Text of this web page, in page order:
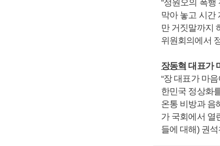
“정원오의 폭
막아 놓고 시간
만 거짓말까지
위원회의에서
장동혁 대표가
“장 대표가 마
한민국 정상화
온통 비방과 음
가 국회에서 열
들에 대해) 권